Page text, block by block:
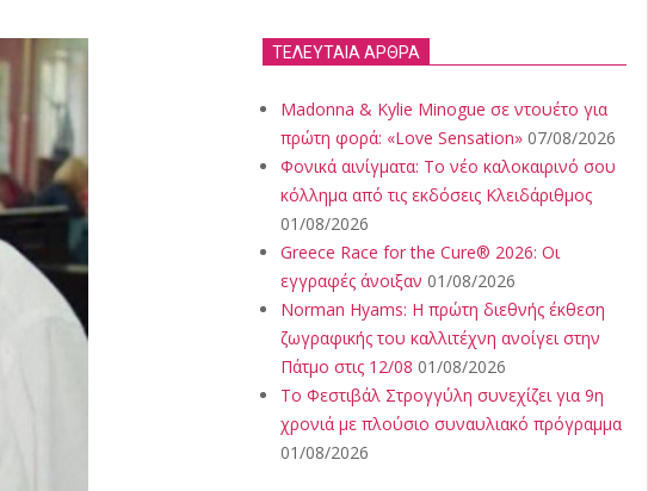
ΤΕΛΕΥΤΑΙΑ ΑΡΘΡΑ
Madonna & Kylie Minogue σε ντουέτο για
πρώτη φορά: «Love Sensation» 07/08/2026
Φονικά αινίγματα: Το νέο καλοκαιρινό σου
κόλλημα από τις εκδόσεις Κλειδάριθμος
01/08/2026
Greece Race for the Cure® 2026: Οι
εγγραφές άνοιξαν 01/08/2026
Norman Hyams: Η πρώτη διεθνής έκθεση
ζωγραφικής του καλλιτέχνη ανοίγει στην
Πάτμο στις 12/08 01/08/2026
Το Φεστιβάλ Στρογγύλη συνεχίζει για 9η
χρονιά με πλούσιο συναυλιακό πρόγραμμα
01/08/2026